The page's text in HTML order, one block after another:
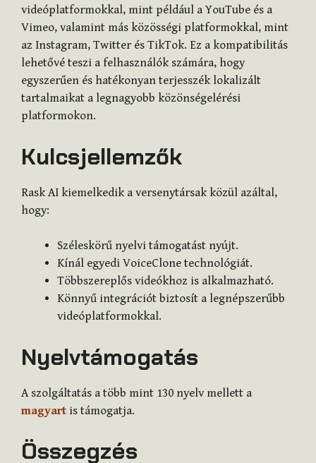
videóplatformokkal, mint például a YouTube és a
Vimeo, valamint más közösségi platformokkal, mint
az Instagram, Twitter és TikTok. Ez a kompatibilitás
lehetővé teszi a felhasználók számára, hogy
egyszerűen és hatékonyan terjesszék lokalizált
tartalmaikat a legnagyobb közönségelérési
platformokon​​.
Kulcsjellemzők
Rask AI kiemelkedik a versenytársak közül azáltal,
hogy:
Széleskörű nyelvi támogatást nyújt.
Kínál egyedi VoiceClone technológiát.
Többszereplős videókhoz is alkalmazható.
Könnyű integrációt biztosít a legnépszerűbb
videóplatformokkal​​.
Nyelvtámogatás
A szolgáltatás a több mint 130 nyelv mellett a
magyart is támogatja.
Összegzés